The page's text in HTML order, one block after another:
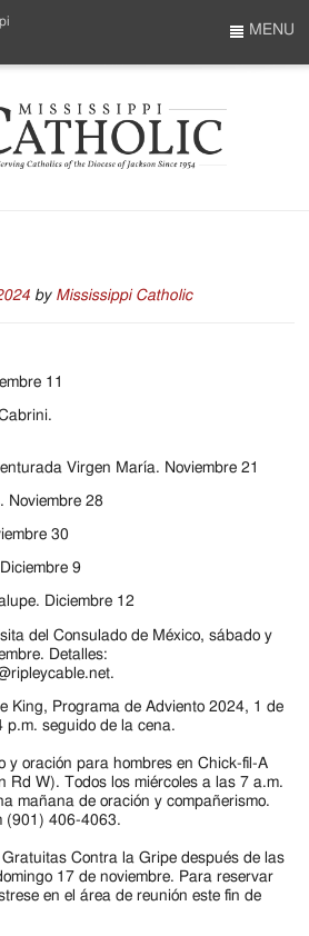
MENU
by Mississippi Catholic
11
Virgen María. Noviembre 21
Noviembre 28
30
9
Diciembre 12
del Consulado de México, sábado y
Detalles:
King, Programa de Adviento 2024, 1 de
p.m. seguido de la cena.
y oración para hombres en Chick-fil-A
Rd W). Todos los miércoles a las 7 a.m.
mañana de oración y compañerismo.
(901) 406-4063.
Contra la Gripe después de las
17 de noviembre. Para reservar
en el área de reunión este fin de